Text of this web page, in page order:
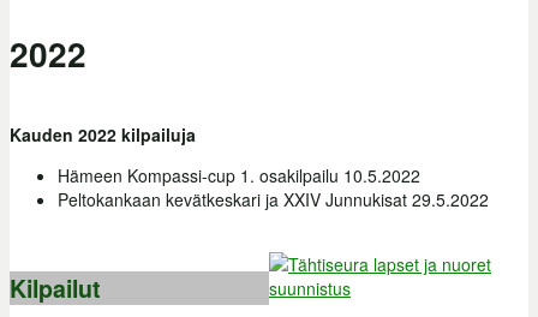
2022
Kauden 2022 kilpailuja
Hämeen Kompassi-cup 1. osakilpailu 10.5.2022
Peltokankaan kevätkeskari ja XXIV Junnukisat 29.5.2022
Kilpailut